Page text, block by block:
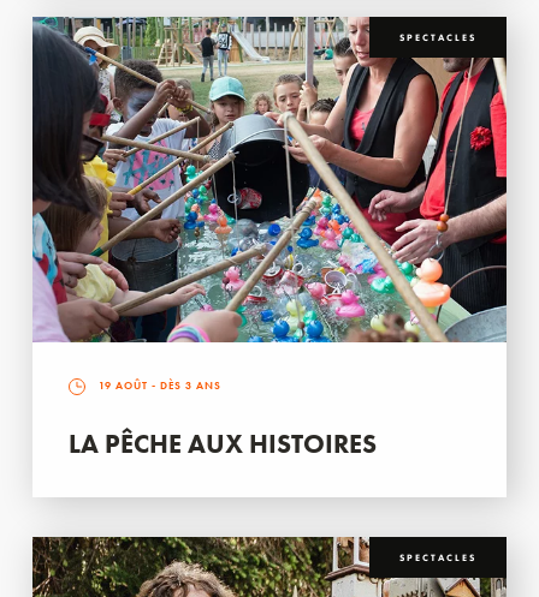
SPECTACLES
19 AOÛT - DÈS 3 ANS
LA PÊCHE AUX HISTOIRES
SPECTACLES